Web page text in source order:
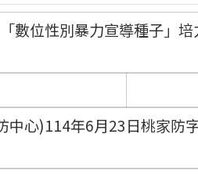
數位性別暴力宣導種子」
中心)114年6月23日桃家防